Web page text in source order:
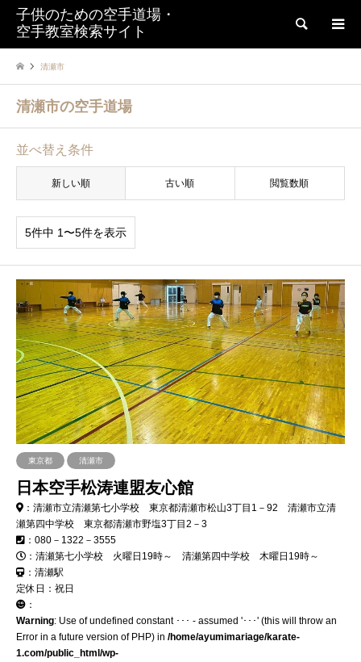
子供のための空手道場・
空手教室検索サイト
検索
清瀬市
清瀬市の空手道場
並べ替え条件
新しい順 古い順 閲覧数順
5件中 1〜5件を表示
東京都 清瀬市
日本空手松涛連盟友心館
：清瀬市立清瀬第七小学校 東京都清瀬市松山3丁目1－92 清瀬市立清
瀬第四中学校 東京都清瀬市野塩3丁目2－3
：080－1322－3555
：清瀬第七小学校 火曜日19時～ 清瀬第四中学校 木曜日19時～
：清瀬駅
定休日：祝日
：
Warning: Use of undefined constant ･･･ - assumed '･･･' (this will throw an
Error in a future version of PHP) in /home/ayumimariage/karate-
1.com/public_html/wp-